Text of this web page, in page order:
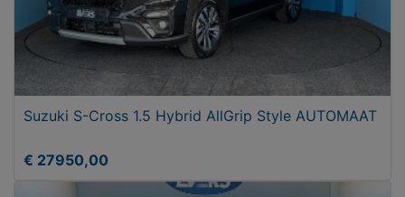
Suzuki S-Cross 1.5 Hybrid AllGrip Style AUTOMAAT
€ 27950,00